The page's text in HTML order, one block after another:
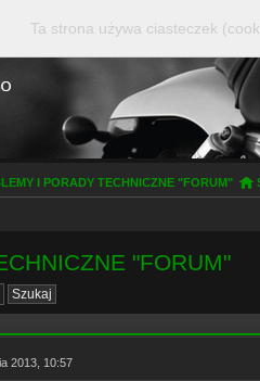
I PORADY TECHNICZNE "FORUM"
"FORUM"
2013, 10:57
Ta strona używa ciasteczek